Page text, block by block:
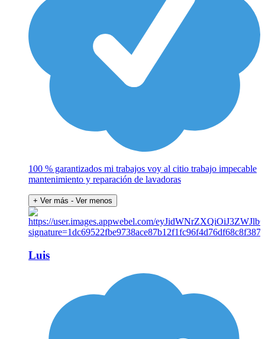
100 % garantizados mi trabajos voy al citio trabajo impecable
mantenimiento y reparación de lavadoras
+ Ver más - Ver menos
Luis